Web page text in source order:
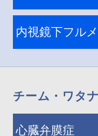
内視鏡下フル
チーム・ワタ
心臓弁膜症